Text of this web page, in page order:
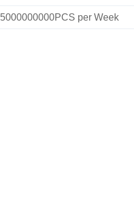
5000000000PCS per Week